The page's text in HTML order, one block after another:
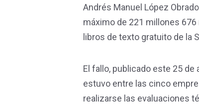
Andrés Manuel López
máximo de 221 millones 676
libros de texto gratuito de la
El fallo, publicado este 25
estuvo entre las cinco
realizarse las evaluaciones